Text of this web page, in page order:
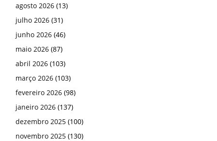
agosto 2026 (13)
julho 2026 (31)
junho 2026 (46)
maio 2026 (87)
abril 2026 (103)
março 2026 (103)
fevereiro 2026 (98)
janeiro 2026 (137)
dezembro 2025 (100)
novembro 2025 (130)